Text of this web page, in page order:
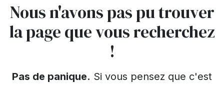
Erreur 404
Nous n'avons pas pu trouver
la page que vous recherchez
!
Pas de panique. Si vous pensez que c'est